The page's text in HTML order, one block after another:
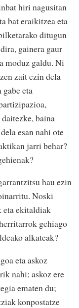
hiri nagusitan
bat eraikitzea eta
ditugun
gainera gaur
moduz galdu. Ni
zait ezin dela
eta
baina
esan nahi ote
jarri behar?
hau ezin
Noski
eta ekitaldiak
gehiago
alkateak?
eta askoz
nahi; askoz ere
ematen du;
konpostatze